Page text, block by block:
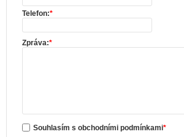
Telefon:*
Zpráva:*
Souhlasím s obchodními podmínkami*